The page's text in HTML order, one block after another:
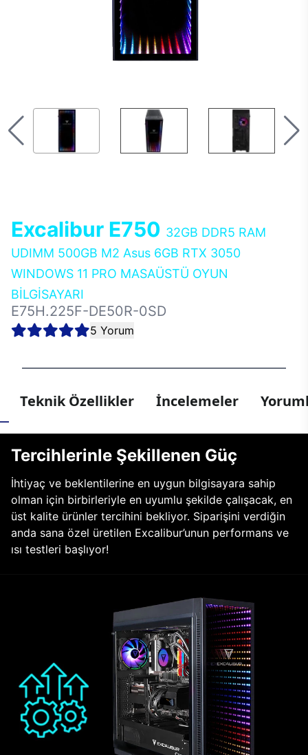
Excalibur E750 32GB DDR5 RAM
UDIMM 500GB M2 Asus 6GB RTX 3050
WINDOWS 11 PRO MASAÜSTÜ OYUN
BİLGİSAYARI
E75H.225F-DE50R-0SD
5 Yorum
Teknik Özellikler İncelemeler
Tercihlerinle Şekillenen Güç
İhtiyaç ve beklentilerine en uygun bilgisayara sahip
olman için birbirleriyle en uyumlu şekilde çalışacak, en
üst kalite ürünler tercihini bekliyor. Siparişini verdiğin
anda sana özel üretilen Excalibur’unun performans ve
ısı testleri başlıyor!